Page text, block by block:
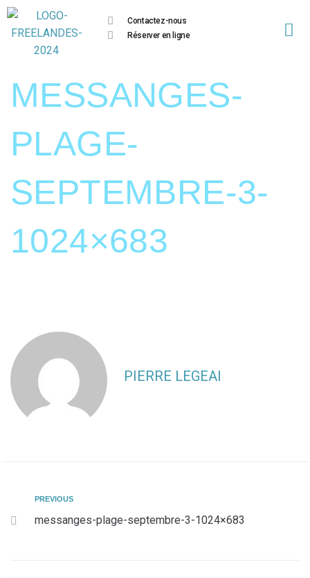
Contactez-nous
Réserver en ligne
MESSANGES-
PLAGE-
SEPTEMBRE-3-
1024×683
PIERRE LEGEAI
PREVIOUS
messanges-plage-septembre-3-1024×683